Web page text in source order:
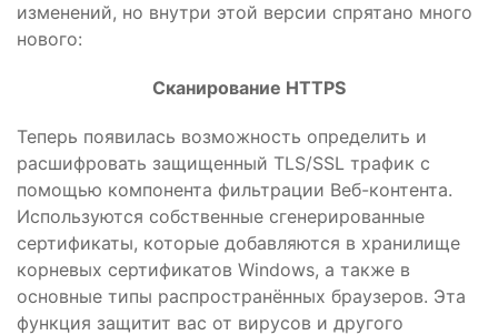
изменений, но внутри этой версии спрятано много
нового:
Сканирование HTTPS
Теперь появилась возможность определить и
расшифровать защищенный TLS/SSL трафик с
помощью компонента фильтрации Веб-контента.
Используются собственные сгенерированные
сертификаты, которые добавляются в хранилище
корневых сертификатов Windows, а также в
основные типы распространённых браузеров. Эта
функция защитит вас от вирусов и другого